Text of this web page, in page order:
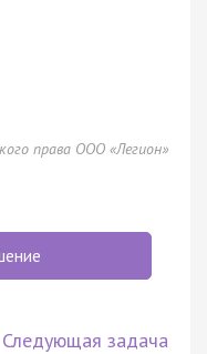
права ООО «Легион»
Следующая задача